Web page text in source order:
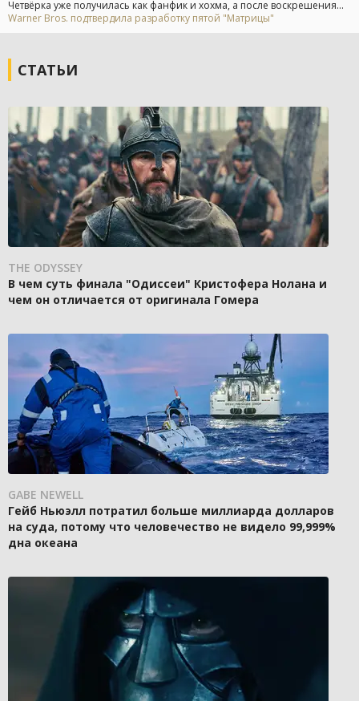
Четвёрка уже получилась как фанфик и хохма, а после воскрешения...
Warner Bros. подтвердила разработку пятой "Матрицы"
СТАТЬИ
THE ODYSSEY
В чем суть финала "Одиссеи" Кристофера Нолана и
чем он отличается от оригинала Гомера
GABE NEWELL
Гейб Ньюэлл потратил больше миллиарда долларов
на суда, потому что человечество не видело 99,999%
дна океана